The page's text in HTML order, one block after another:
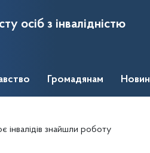
осіб з інвалідністю
Громадянам
інвалідів знайшли роботу